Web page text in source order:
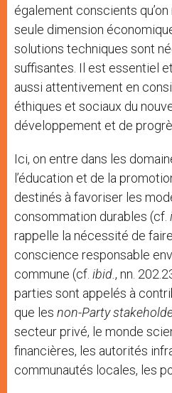
également conscients
seule dimension
solutions techniques sont
suffisantes. Il est essentiel
aussi attentivement en
éthiques et sociaux du
développement et de
Ici, on entre dans les
l’éducation et de la
destinés à favoriser les
consommation durables (cf.
rappelle la nécessité de
conscience responsable
commune (cf. ibid., nn.
parties sont appelés à
que les non-Party
secteur privé, le monde
financières, les autorités
communautés locales, les